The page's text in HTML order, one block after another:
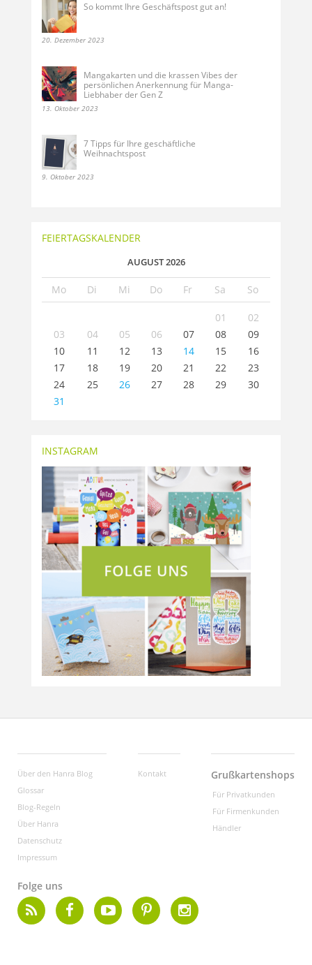
So kommt Ihre Geschäftspost gut an!
20. Dezember 2023
Mangakarten und die krassen Vibes der
persönlichen Anerkennung für Manga-
Liebhaber der Gen Z
13. Oktober 2023
7 Tipps für Ihre geschäftliche
Weihnachtspost
9. Oktober 2023
FEIERTAGSKALENDER
AUGUST 2026
Mo Di Mi Do Fr Sa So
01
02
03
04 05 06 07 08
09
10
11 12 13 14 15
16
17
18 19 20 21 22
23
24
25 26 27 28 29
30
31
INSTAGRAM
Über den Hanra Blog
Glossar
Blog-Regeln
Über Hanra
Datenschutz
Impressum
Kontakt Grußkartenshops
Für Privatkunden
Für Firmenkunden
Händler
Folge uns